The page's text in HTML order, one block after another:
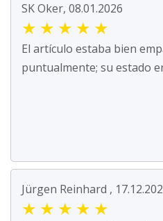
SK Oker, 08.01.2026
★ ★ ★ ★ ★
El artículo estaba bien
puntualmente; su estado
Jürgen Reinhard ,
★ ★ ★ ★ ★